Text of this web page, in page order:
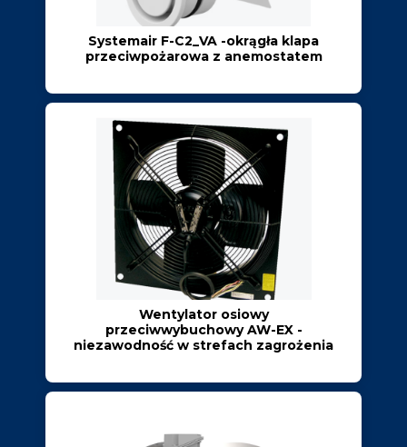
Systemair F-C2_VA -okrągła klapa
przeciwpożarowa z anemostatem
Wentylator osiowy
przeciwwybuchowy AW-EX -
niezawodność w strefach zagrożenia